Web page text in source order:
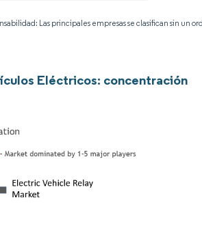
Las principales empresas se clasifican sin un
Eléctricos: concentración